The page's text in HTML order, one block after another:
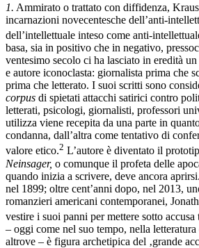
1. Ammirato o trattato con diffidenza,
incarnazioni novecentesche dell’anti-
dell’intellettuale inteso come anti-
basa, sia in positivo che in negativo,
ventesimo secolo ci ha lasciato in eredità
e autore iconoclasta: giornalista prima che
prima che letterato. I suoi scritti sono
corpus di spietati attacchi satirici contro
letterati, psicologi, giornalisti, professori
utilizza viene recepita da una parte in
condanna, dall’altra come tentativo di
valore etico.2 L’autore è diventato il
Neinsager, o comunque il profeta delle
quando inizia a scrivere, deve ancora
nel 1899; oltre cent’anni dopo, nel 2013,
romanzieri americani contemporanei,
vestire i suoi panni per mettere sotto accusa
– oggi come nel suo tempo, nella
altrove – è figura archetipica del ‚grande